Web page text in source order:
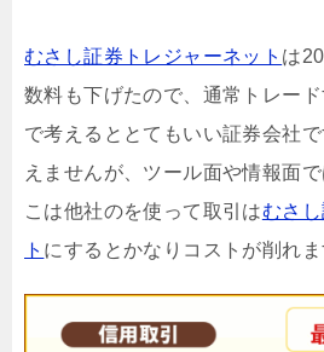
むさし証券トレジャーネット は
数料も下げたので、通常トレー
で考えるととてもいい証券会社
えませんが、ツール面や情報面
こは他社のを使って取引はむさ
ト にするとかなりコストが削れま